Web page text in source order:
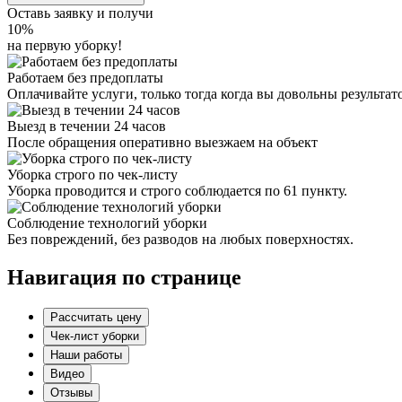
Оставь заявку и получи
10%
на первую уборку!
Работаем без предоплаты
Оплачивайте услуги, только тогда когда вы довольны
Выезд в течении 24 часов
После обращения оперативно выезжаем на объект
Уборка строго по чек-листу
Уборка проводится и строго соблюдается по 61 пункту.
Соблюдение технологий уборки
Без повреждений, без разводов на любых поверхностях.
Навигация по странице
Рассчитать цену
Чек-лист уборки
Наши работы
Видео
Отзывы